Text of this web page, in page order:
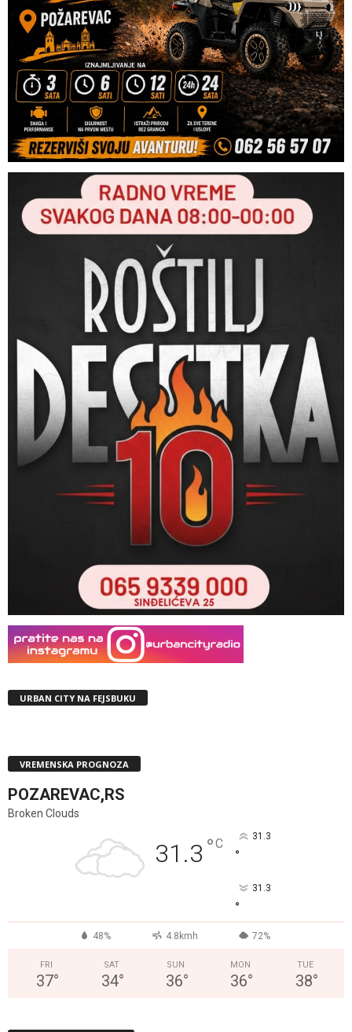
URBAN CITY NA FEJSBUKU
VREMENSKA PROGNOZA
POZAREVAC,RS
Broken Clouds
31.3 °C 31.3
°
31.3
°
48% 4.8kmh 72%
FRI
37°
SAT
34°
SUN
36°
MON
36°
TUE
38°